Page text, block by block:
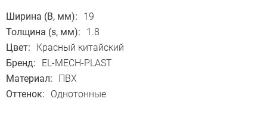
Ширина (B, мм):
19
Толщина (s, мм):
1.8
Цвет:
Красный китайский
Бренд:
EL-MECH-PLAST
Материал:
ПВХ
Оттенок:
Однотонные